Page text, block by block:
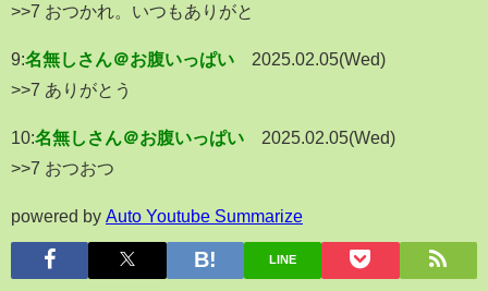
>>7 おつかれ。いつもありがと
9:名無しさん＠お腹いっぱい
2025.02.05(Wed)
>>7 ありがとう
10:名無しさん＠お腹いっぱい
2025.02.05(Wed)
>>7 おつおつ
powered by Auto Youtube Summarize
LINE